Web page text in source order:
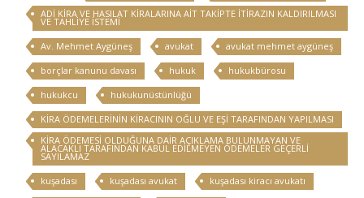
ADİ KİRA VE HASILAT KİRALARINA AİT TAKİPTE İTİRAZIN KALDIRILMASI
VE TAHLİYE İSTEMİ
Av. Mehmet Aygüneş
avukat
avukat mehmet aygüneş
borçlar kanunu davası
hukuk
hukukbürosu
hukukcu
hukukunüstünlüğü
KİRA ÖDEMELERİNİN KİRACININ OĞLU VE EŞİ TARAFINDAN YAPILMASI
KİRA ÖDEMESİ OLDUĞUNA DAİR AÇIKLAMA BULUNMAYAN VE
ALACAKLI TARAFINDAN KABUL EDİLMEYEN ÖDEMELER GEÇERLİ
SAYILAMAZ
kuşadası
kuşadası avukat
kuşadası kiracı avukatı